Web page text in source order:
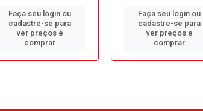
Faça seu login ou
cadastre-se para
ver preços e
comprar
Faça seu login ou
cadastre-se para
ver preços e
comprar